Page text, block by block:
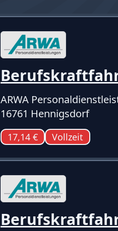
ARWA
16761 Hennigsdorf
17,14 € Vollzeit